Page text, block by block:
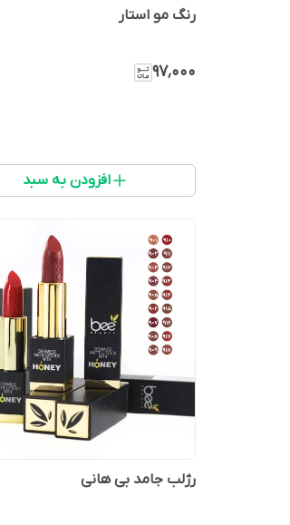
رنگ مو استار
۹۷٬۰۰۰
افزودن به سبد
رژلب جامد بی هانی